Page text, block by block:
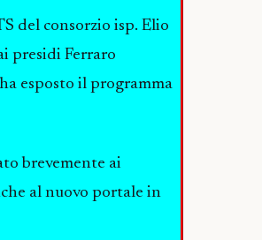
del consorzio isp. Elio
presidi Ferraro
esposto il programma
brevemente ai
al nuovo portale in